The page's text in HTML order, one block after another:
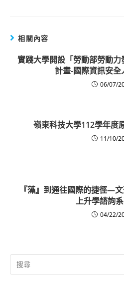
相關內容
實踐大學開設「勞動部勞動
計畫-國際資訊安全
06/07/
嶺東科技大學112學年度
11/10/
『藻』到通往國際的捷徑—
上升學諮詢
04/22/
Search
for: